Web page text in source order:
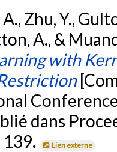
Zhu, Y.,
A., &
with
dans
139.
Lien externe